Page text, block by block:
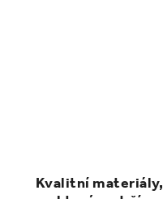
Kvalitní materiály,